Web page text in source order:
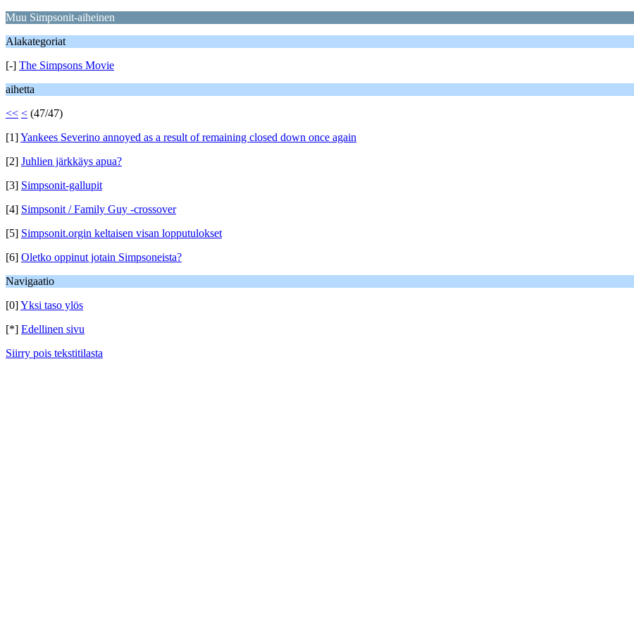
Muu Simpsonit-aiheinen
Alakategoriat
[-] The Simpsons Movie
aihetta
<< < (47/47)
[1]Yankees Severino annoyed as a result of remaining closed down once again
[2] Juhlien järkkäys apua?
[3] Simpsonit-gallupit
[4] Simpsonit / Family Guy -crossover
[5] Simpsonit.orgin keltaisen visan lopputulokset
[6] Oletko oppinut jotain Simpsoneista?
Navigaatio
[0]Yksi taso ylös
[*] Edellinen sivu
Siirry pois tekstitilasta